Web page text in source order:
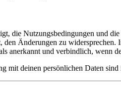
die Nutzungsbedingungen und
den Änderungen zu widersprechen.
anerkannt und verbindlich, wenn
mit deinen persönlichen Daten